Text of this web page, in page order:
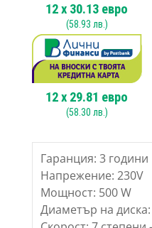
12x 30.13 евро
(58.93 лв.)
12x 29.81 евро
(58.30 лв.)
Гаранция: 3 години
Напрежение: 230V
Мощност: 500 W
Диаметър на